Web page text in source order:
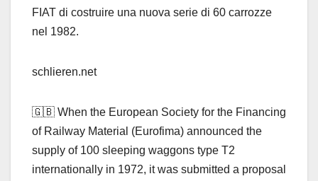
FIAT di costruire una nuova serie di 60 carrozze
nel 1982.
schlieren.net
🇬🇧 When the European Society for the Financing
of Railway Material (Eurofima) announced the
supply of 100 sleeping waggons type T2
internationally in 1972, it was submitted a proposal